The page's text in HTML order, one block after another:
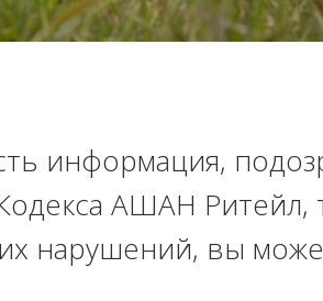
информация,
АШАН Ритейл,
нарушений, вы